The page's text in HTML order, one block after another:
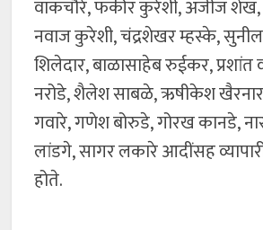
वाकचौरे, फकीर कुरेशी, अजीज शेख,
नवाज कुरेशी, चंद्रशेखर म्हस्के, सुनील
शिलेदार, बाळासाहेब रुईकर,
नरोडे, शैलेश साबळे, ऋषीकेश
गवारे, गणेश बोरुडे, गोरख कानडे,
लांडगे, सागर लकारे आदींसह
होते.